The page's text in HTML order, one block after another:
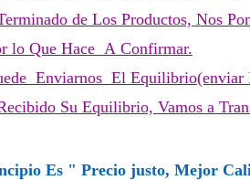
de Los Productos, Nos
lo Que Hace A Confirmar.
Enviarnos El Equilibrio(enviar
Su Equilibrio, Vamos a
Es " Precio justo, Mejor